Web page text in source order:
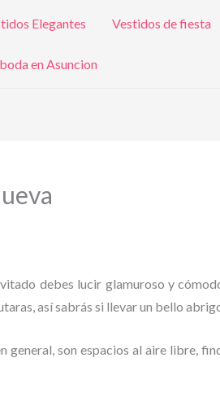
Elegantes Vestidos de fiesta
en Asuncion
debes lucir glamuroso y
así sabrás si llevar un bello
son espacios al aire libre,